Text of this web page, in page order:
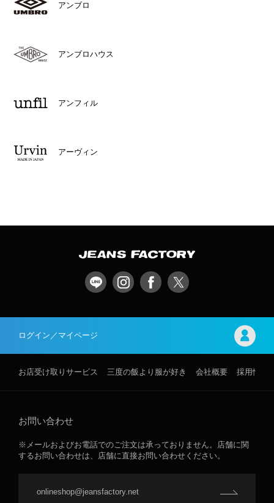
アンブロ
アンブロハウス
アンフィル
アーヴィン
ログイン／マイページ
お店受け取りサービス 三度の飯より服が好き 会社概要 採用情報
お問い合わせ
※メールおよびお電話でのご注文は承っておりません。店舗に関
するお問い合わせは、店舗に直接お問い合わせください。
onlineshop@jeansfactory.net